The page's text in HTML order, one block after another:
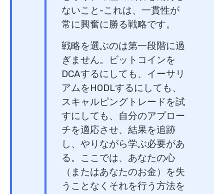
ないこと-これは、一貫性が
常に興奮に勝る戦略です。
戦略を選ぶのは第一段階に過
ぎません。ビットコインを
DCAするにしても、イーサリ
アムをHODLするにしても、
スキャルピングトレードを試
すにしても、自分のアプロー
チを適応させ、結果を追跡
し、やりながら学ぶ必要があ
る。ここでは、あなたの心
（またはあなたのお金）を失
うことなくそれを行う方法を